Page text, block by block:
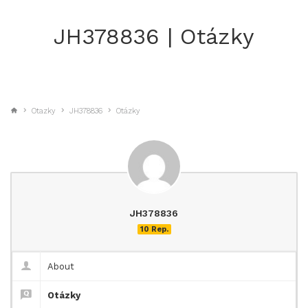
JH378836 | Otázky
Otazky JH378836 Otázky
JH378836
10 Rep.
About
Otázky